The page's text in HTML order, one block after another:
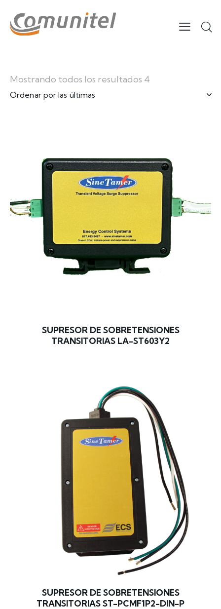
Mostrando todos los resultados 4
SUPRESOR DE SOBRETENSIONES
TRANSITORIAS LA-ST603Y2
SUPRESOR DE SOBRETENSIONES
TRANSITORIAS ST-PCMF1P2-DIN-P